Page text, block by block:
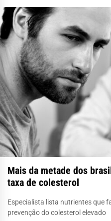
Mais da metade dos
taxa de colesterol
Especialista lista nutrientes que
prevenção do colesterol elevado